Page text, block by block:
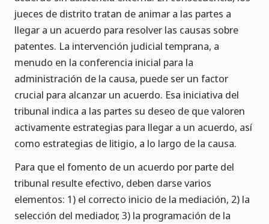
jueces de distrito tratan de animar a las partes a
llegar a un acuerdo para resolver las causas sobre
patentes. La intervención judicial temprana, a
menudo en la conferencia inicial para la
administración de la causa, puede ser un factor
crucial para alcanzar un acuerdo. Esa iniciativa del
tribunal indica a las partes su deseo de que valoren
activamente estrategias para llegar a un acuerdo, así
como estrategias de litigio, a lo largo de la causa.
Para que el fomento de un acuerdo por parte del
tribunal resulte efectivo, deben darse varios
elementos: 1) el correcto inicio de la mediación, 2) la
selección del mediador, 3) la programación de la